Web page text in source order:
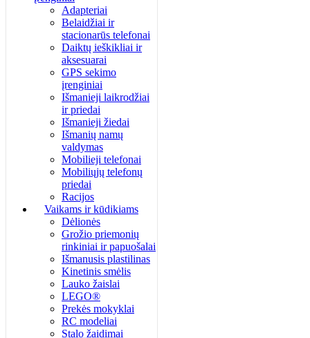
Adapteriai
Belaidžiai ir
stacionarūs telefonai
Daiktų ieškikliai ir
aksesuarai
GPS sekimo
įrenginiai
Išmanieji laikrodžiai
ir priedai
Išmanieji žiedai
Išmanių namų
valdymas
Mobilieji telefonai
Mobiliųjų telefonų
priedai
Racijos
Vaikams ir kūdikiams
Dėlionės
Grožio priemonių
rinkiniai ir papuošalai
Išmanusis plastilinas
Kinetinis smėlis
Lauko žaislai
LEGO®
Prekės mokyklai
RC modeliai
Stalo žaidimai